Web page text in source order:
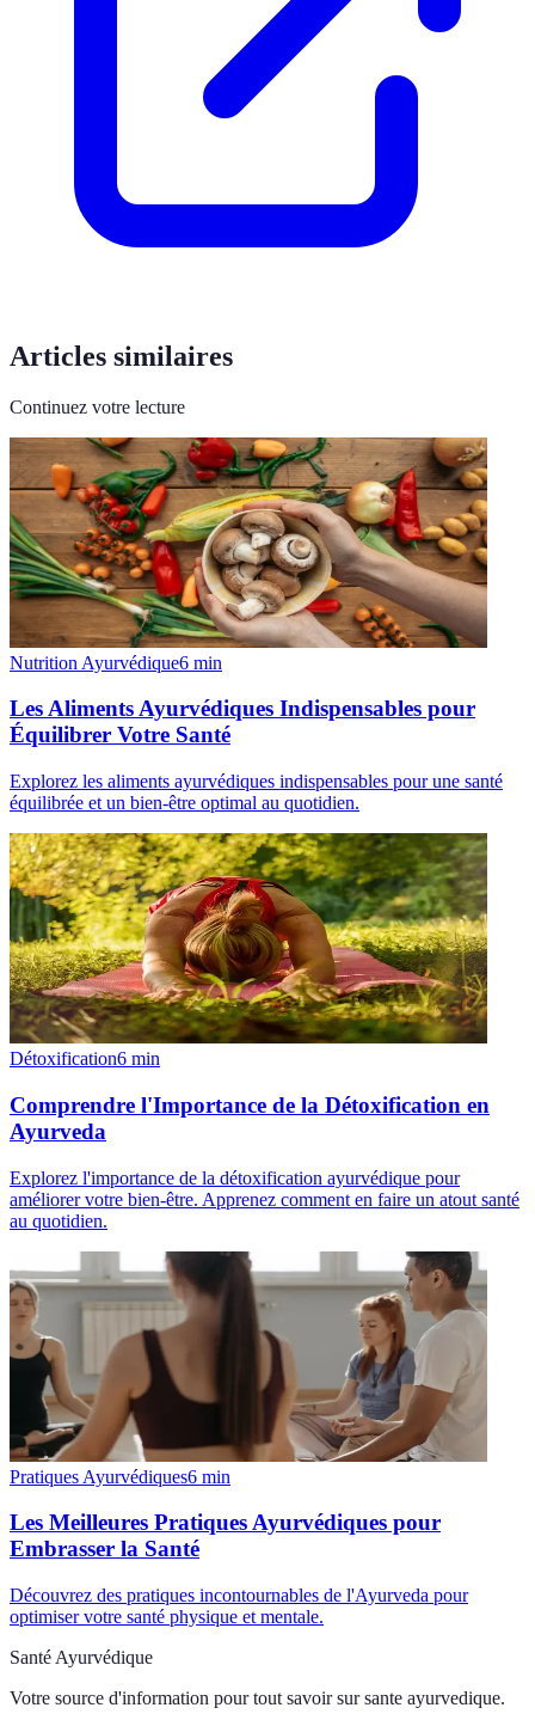
Articles similaires
Continuez votre lecture
Nutrition Ayurvédique6 min
Les Aliments Ayurvédiques Indispensables pour
Équilibrer Votre Santé
Explorez les aliments ayurvédiques indispensables pour une santé
équilibrée et un bien-être optimal au quotidien.
Détoxification6 min
Comprendre l'Importance de la Détoxification en
Ayurveda
Explorez l'importance de la détoxification ayurvédique pour
améliorer votre bien-être. Apprenez comment en faire un atout santé
au quotidien.
Pratiques Ayurvédiques6 min
Les Meilleures Pratiques Ayurvédiques pour
Embrasser la Santé
Découvrez des pratiques incontournables de l'Ayurveda pour
optimiser votre santé physique et mentale.
Santé Ayurvédique
Votre source d'information pour tout savoir sur sante ayurvedique.